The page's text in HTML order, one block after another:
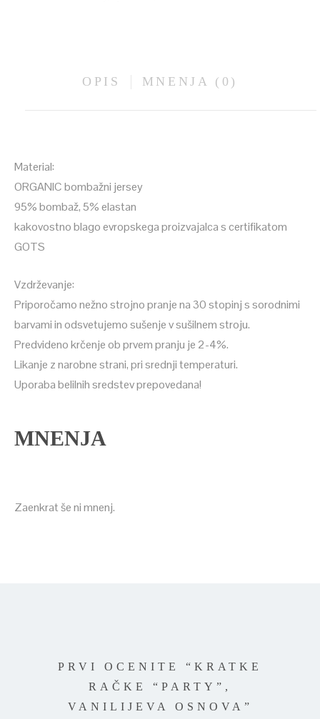
OPIS MNENJA (0)
Material:
ORGANIC bombažni jersey
95% bombaž, 5% elastan
kakovostno blago evropskega proizvajalca s certifikatom
GOTS
Vzdrževanje:
Priporočamo nežno strojno pranje na 30 stopinj s sorodnimi
barvami in odsvetujemo sušenje v sušilnem stroju.
Predvideno krčenje ob prvem pranju je 2-4%.
Likanje z narobne strani, pri srednji temperaturi.
Uporaba belilnih sredstev prepovedana!
MNENJA
Zaenkrat še ni mnenj.
PRVI OCENITE “KRATKE
RAČKE “PARTY”,
VANILIJEVA OSNOVA”